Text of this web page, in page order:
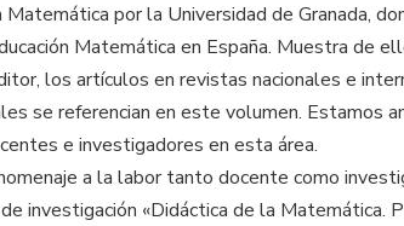
por la Universidad de Granada,
Matemática en España. Muestra de
los artículos en revistas nacionales e
se referencian en este volumen. Estamos
e investigadores en esta área.
a la labor tanto docente como
investigación «Didáctica de la